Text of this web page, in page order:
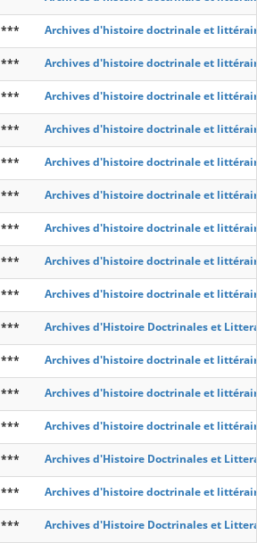
*** Archives d'histoire doctrinale et
*** Archives d'histoire doctrinale et
*** Archives d'histoire doctrinale et
*** Archives d'histoire doctrinale et
*** Archives d'histoire doctrinale et
*** Archives d'histoire doctrinale et
*** Archives d'histoire doctrinale et
*** Archives d'histoire doctrinale et
*** Archives d'histoire doctrinale et
*** Archives d'Histoire Doctrinales et
*** Archives d'histoire doctrinale et
*** Archives d'histoire doctrinale et
*** Archives d'histoire doctrinale et
*** Archives d'Histoire Doctrinales et
*** Archives d'histoire doctrinale et
*** Archives d'Histoire Doctrinales et